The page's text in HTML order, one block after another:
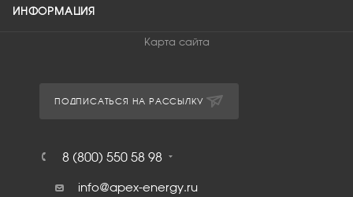
ИНФОРМАЦИЯ
Карта сайта
ПОДПИСАТЬСЯ НА РАССЫЛКУ
8 (800) 550 58 98
info@apex-energy.ru